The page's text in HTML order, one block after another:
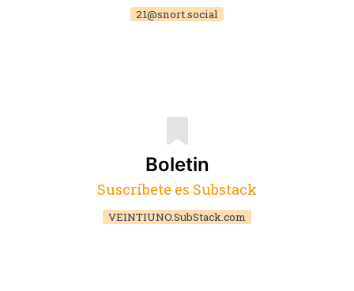
21@snort.social
Boletin
Suscríbete es Substack
VEINTIUNO.SubStack.com